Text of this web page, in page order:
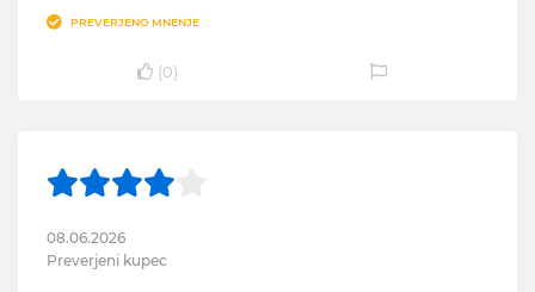
PREVERJENO MNENJE
(0)
08.06.2026
Preverjeni kupec